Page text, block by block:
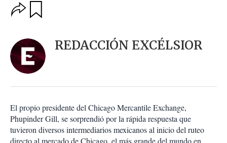
O
p
n
e
s
o
m
p
a
a
r
REDACCIÓN EXCÉLSIOR
El propio presidente del Chicago Mercantile Exchange,
Phupinder Gill, se sorprendió por la rápida respuesta que
tuvieron diversos intermediarios mexicanos al inicio del ruteo
directo al mercado de Chicago, el más grande del mundo en